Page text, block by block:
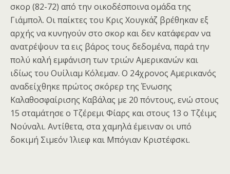
σκορ (82-72) από την οικοδέσποινα ομάδα της
Γιάμπολ. Οι παίκτες του Κρις Χουγκάζ βρέθηκαν εξ
αρχής να κυνηγούν στο σκορ και δεν κατάφεραν να
ανατρέψουν τα εις βάρος τους δεδομένα, παρά την
πολύ καλή εμφάνιση των τριών Αμερικανών και
ιδίως του Ουίλιαμ Κόλεμαν. Ο 24χρονος Αμερικανός
αναδείχθηκε πρώτος σκόρερ της Ένωσης
Καλαθοσφαίρισης Καβάλας με 20 πόντους, ενώ στους
15 σταμάτησε ο Τζέρεμι Φίαρς και στους 13 ο Τζέιμς
Νούναλι. Αντίθετα, στα χαμηλά έμειναν οι υπό
δοκιμή Σιμεόν Ίλιεφ και Μπόγιαν Κριστέφσκι.